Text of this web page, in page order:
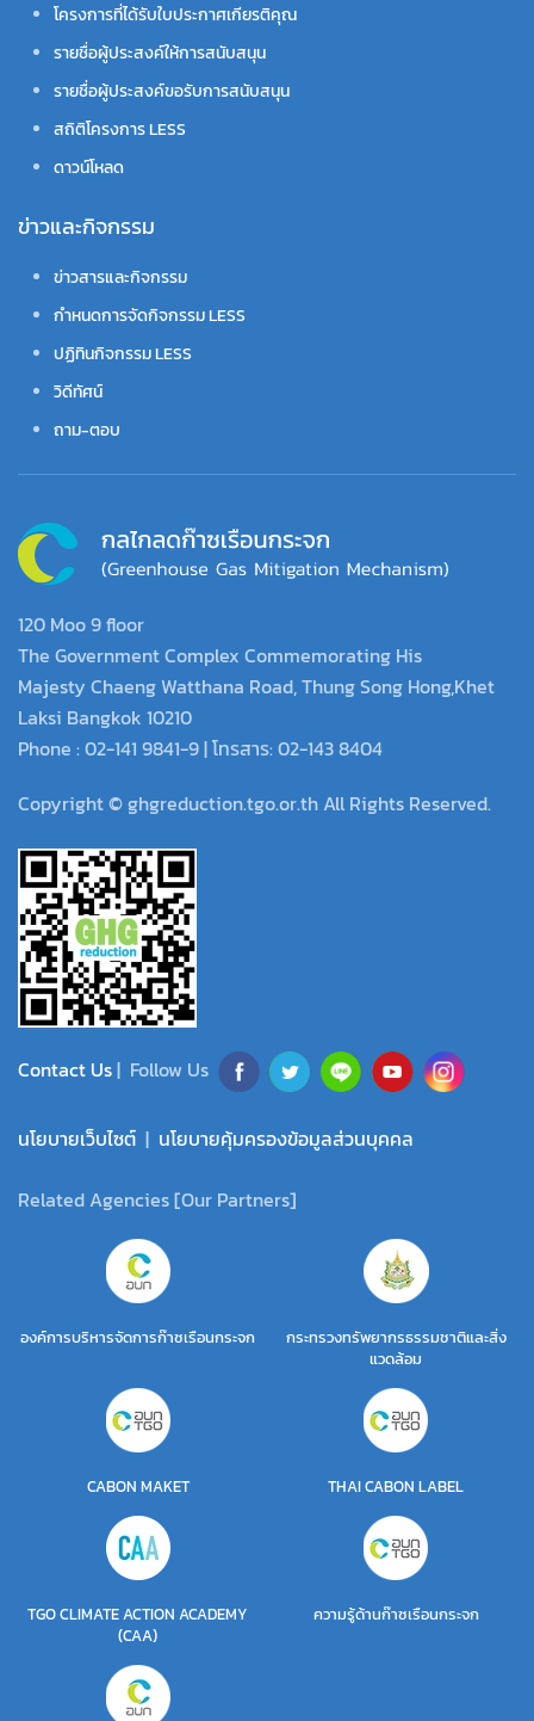
โครงการที่ได้รับใบประกาศเกียรติคุณ
รายชื่อผู้ประสงค์ให้การสนับสนุน
รายชื่อผู้ประสงค์ขอรับการสนับสนุน
สถิติโครงการ LESS
ดาวน์โหลด
ข่าวและกิจกรรม
ข่าวสารและกิจกรรม
กำหนดการจัดกิจกรรม LESS
ปฏิทินกิจกรรม LESS
วิดีทัศน์
ถาม-ตอบ
120 Moo 9 floor
The Government Complex Commemorating His
Majesty Chaeng Watthana Road, Thung Song Hong,Khet
Laksi Bangkok 10210
Phone : 02-141 9841-9 | โทรสาร: 02-143 8404
Copyright © ghgreduction.tgo.or.th All Rights Reserved.
Contact Us| Follow Us
นโยบายเว็บไซต์ | นโยบายคุ้มครองข้อมูลส่วนบุคคล
Related Agencies [Our Partners]
องค์การบริหารจัดการก๊าซเรือนกระจก
กระทรวงทรัพยากรธรรมชาติและสิ่ง
แวดล้อม
CABON MAKET THAI CABON LABEL
TGO CLIMATE ACTION ACADEMY
(CAA)
ความรู้ด้านก๊าซเรือนกระจก